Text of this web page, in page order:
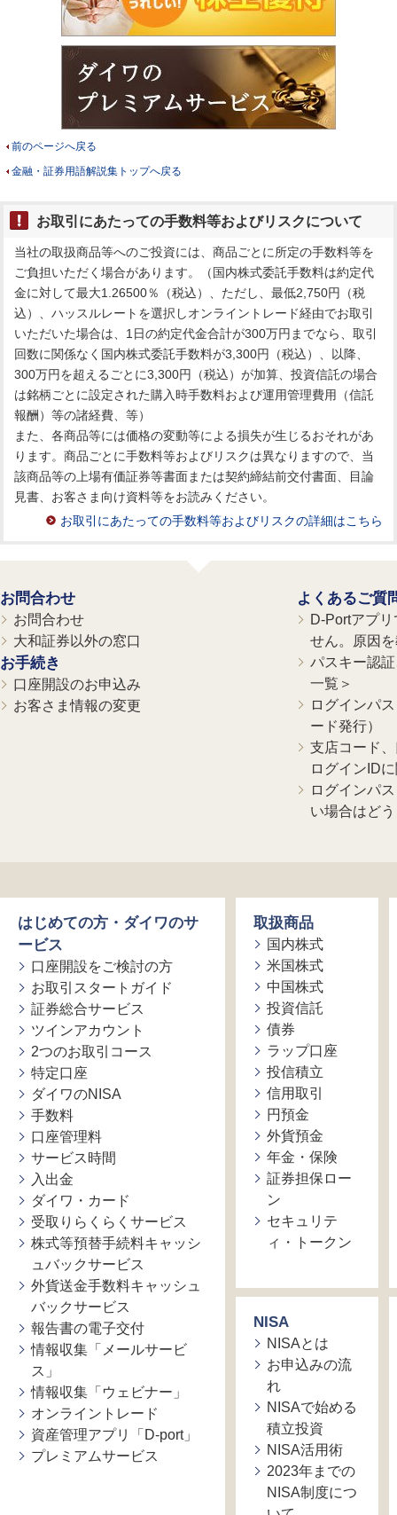
前のページへ戻る
金融・証券用語解説集トップへ戻る
お取引にあたっての手数料等およびリスクについて
当社の取扱商品等へのご投資には、商品ごとに所定の手数料等を
ご負担いただく場合があります。（国内株式委託手数料は約定代
金に対して最大1.26500％（税込）、ただし、最低2,750円（税
込）、ハッスルレートを選択しオンライントレード経由でお取引
いただいた場合は、1日の約定代金合計が300万円までなら、取引
回数に関係なく国内株式委託手数料が3,300円（税込）、以降、
300万円を超えるごとに3,300円（税込）が加算、投資信託の場合
は銘柄ごとに設定された購入時手数料および運用管理費用（信託
報酬）等の諸経費、等）
また、各商品等には価格の変動等による損失が生じるおそれがあ
ります。商品ごとに手数料等およびリスクは異なりますので、当
該商品等の上場有価証券等書面または契約締結前交付書面、目論
見書、お客さま向け資料等をお読みください。
お取引にあたっての手数料等およびリスクの詳細はこちら
お問合わせ
お問合わせ
大和証券以外の窓口
お手続き
口座開設のお申込み
お客さま情報の変更
よくあるご質
D-Portアプ
せん。原因
パスキー認
一覧＞
ログインパ
ード発行）
支店コード
ログインID
ログインパ
い場合はど
はじめての方・ダイワのサ
ービス
口座開設をご検討の方
お取引スタートガイド
証券総合サービス
ツインアカウント
2つのお取引コース
特定口座
ダイワのNISA
手数料
口座管理料
サービス時間
入出金
ダイワ・カード
受取りらくらくサービス
株式等預替手続料キャッシ
ュバックサービス
外貨送金手数料キャッシュ
バックサービス
報告書の電子交付
情報収集「メールサービ
ス」
情報収集「ウェビナー」
オンライントレード
資産管理アプリ「D-port」
プレミアムサービス
取扱商品
国内株式
米国株式
中国株式
投資信託
債券
ラップ口座
投信積立
信用取引
円預金
外貨預金
年金・保険
証券担保ロー
ン
セキュリテ
ィ・トークン
NISA
NISAとは
お申込みの流
れ
NISAで始める
積立投資
NISA活用術
2023年までの
NISA制度につ